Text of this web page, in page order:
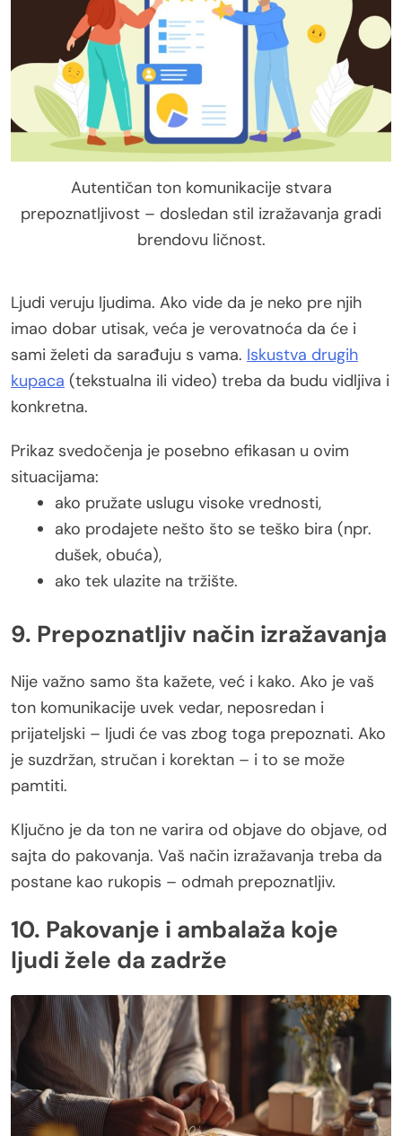
Autentičan ton komunikacije stvara
prepoznatljivost – dosledan stil izražavanja gradi
brendovu ličnost.
Ljudi veruju ljudima. Ako vide da je neko pre njih
imao dobar utisak, veća je verovatnoća da će i
sami želeti da sarađuju s vama. Iskustva drugih
kupaca (tekstualna ili video) treba da budu vidljiva i
konkretna.
Prikaz svedočenja je posebno efikasan u ovim
situacijama:
ako pružate uslugu visoke vrednosti,
ako prodajete nešto što se teško bira (npr.
dušek, obuća),
ako tek ulazite na tržište.
9. Prepoznatljiv način izražavanja
Nije važno samo šta kažete, već i kako. Ako je vaš
ton komunikacije uvek vedar, neposredan i
prijateljski – ljudi će vas zbog toga prepoznati. Ako
je suzdržan, stručan i korektan – i to se može
pamtiti.
Ključno je da ton ne varira od objave do objave, od
sajta do pakovanja. Vaš način izražavanja treba da
postane kao rukopis – odmah prepoznatljiv.
10. Pakovanje i ambalaža koje
ljudi žele da zadrže